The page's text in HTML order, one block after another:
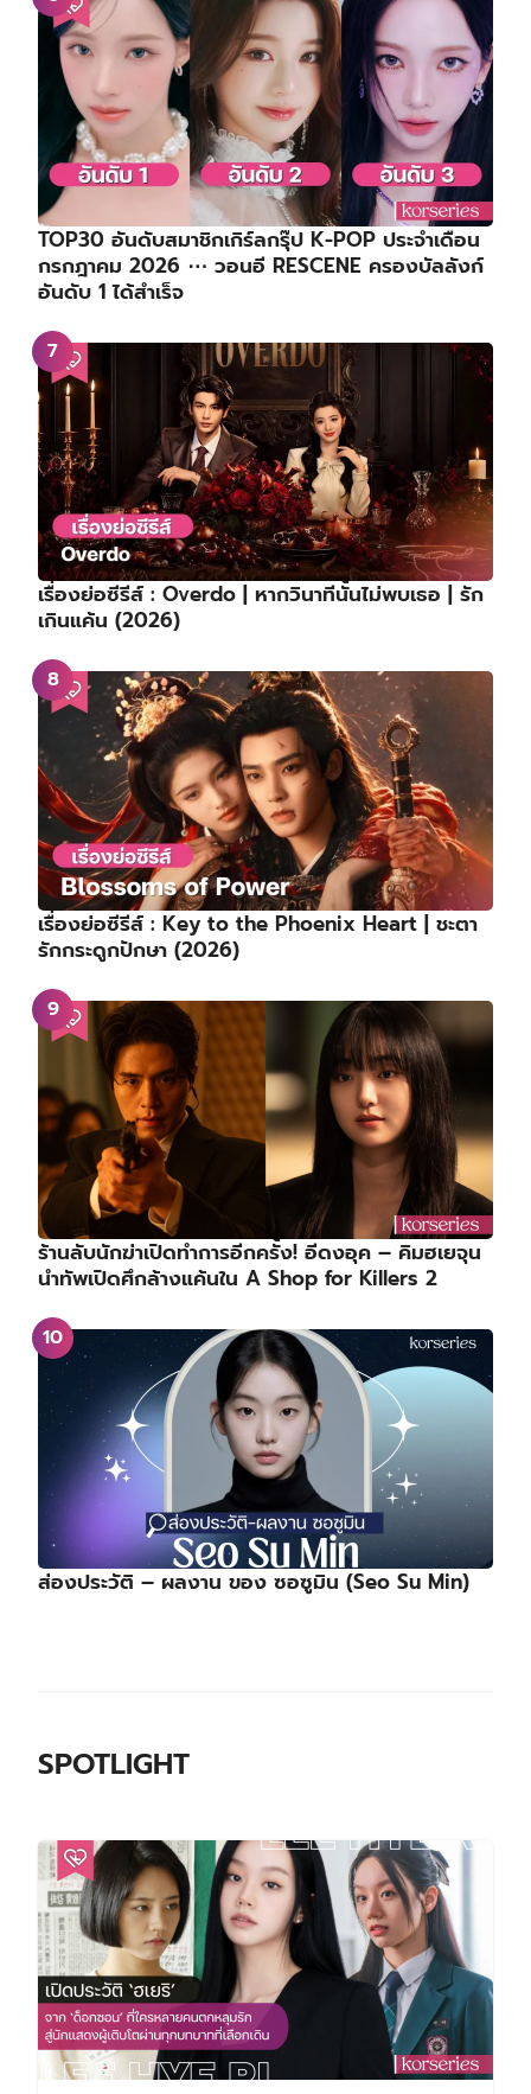
TOP30 อันดับสมาชิกเกิร์ลกรุ๊ป K-POP ประจำเดือน
กรกฎาคม 2026 ⋯ วอนอี RESCENE ครองบัลลังก์
อันดับ 1 ได้สำเร็จ
เรื่องย่อซีรีส์ : Overdo | หากวินาทีนั้นไม่พบเธอ | รัก
เกินแค้น (2026)
เรื่องย่อซีรีส์ : Key to the Phoenix Heart | ชะตา
รักกระดูกปักษา (2026)
ร้านลับนักฆ่าเปิดทำการอีกครั้ง! อีดงอุค – คิมฮเยจุน
นำทัพเปิดศึกล้างแค้นใน A Shop for Killers 2
ส่องประวัติ – ผลงาน ของ ซอซูมิน (Seo Su Min)
SPOTLIGHT